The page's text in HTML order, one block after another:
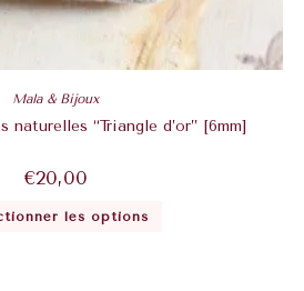
Mala & Bijoux
naturelles “Triangle d’or” [6mm]
€20,00
les options